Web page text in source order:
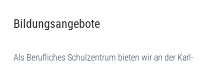
Bildungsangebote
Als Berufliches Schulzentrum bieten wir an der Karl-